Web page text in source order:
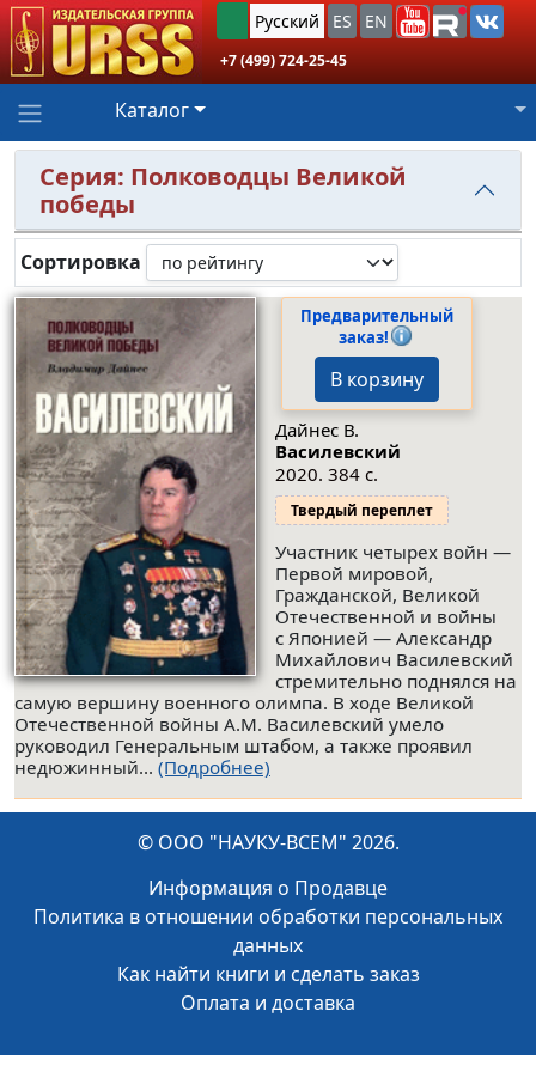
Русский ES EN
+7 (499) 724-25-45
Каталог
Серия: Полководцы Великой
победы
Сортировка
Предварительный
заказ!
В корзину
Дайнес В.
Василевский
2020. 384 с.
Твердый переплет
Участник четырех войн —
Первой мировой,
Гражданской, Великой
Отечественной и войны
с Японией — Александр
Михайлович Василевский
стремительно поднялся на
самую вершину военного олимпа. В ходе Великой
Отечественной войны А.М. Василевский умело
руководил Генеральным штабом, а также проявил
недюжинный... (Подробнее)
© ООО "НАУКУ-ВСЕМ" 2026.
Информация о Продавце
Политика в отношении обработки персональных
данных
Как найти книги и сделать заказ
Оплата и доставка